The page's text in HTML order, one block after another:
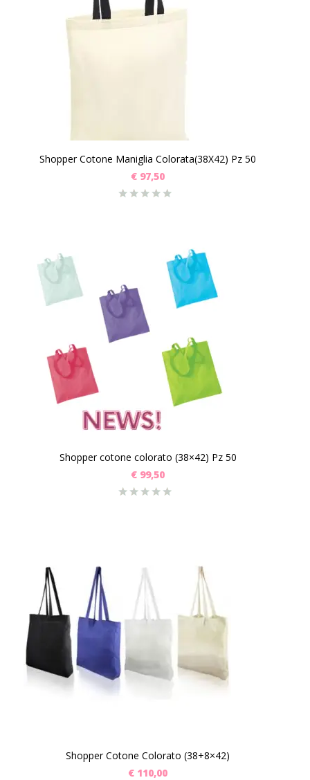
Shopper Cotone Maniglia Colorata(38X42) Pz 50
€ 97,50
Shopper cotone colorato (38×42) Pz 50
€ 99,50
Shopper Cotone Colorato (38+8×42)
€ 110,00